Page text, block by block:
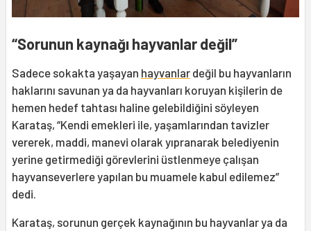
“Sorunun kaynağı hayvanlar değil”
Sadece sokakta yaşayan hayvanlar değil bu hayvanların
haklarını savunan ya da hayvanları koruyan kişilerin de
hemen hedef tahtası haline gelebildiğini söyleyen
Karataş, “Kendi emekleri ile, yaşamlarından tavizler
vererek, maddi, manevi olarak yıpranarak belediyenin
yerine getirmediği görevlerini üstlenmeye çalışan
hayvanseverlere yapılan bu muamele kabul edilemez”
dedi.
Karataş, sorunun gerçek kaynağının bu hayvanlar ya da